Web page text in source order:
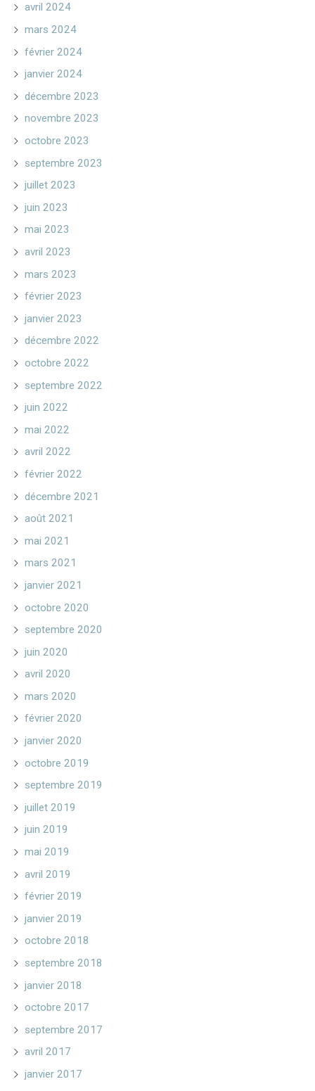
avril 2024
mars 2024
février 2024
janvier 2024
décembre 2023
novembre 2023
octobre 2023
septembre 2023
juillet 2023
juin 2023
mai 2023
avril 2023
mars 2023
février 2023
janvier 2023
décembre 2022
octobre 2022
septembre 2022
juin 2022
mai 2022
avril 2022
février 2022
décembre 2021
août 2021
mai 2021
mars 2021
janvier 2021
octobre 2020
septembre 2020
juin 2020
avril 2020
mars 2020
février 2020
janvier 2020
octobre 2019
septembre 2019
juillet 2019
juin 2019
mai 2019
avril 2019
février 2019
janvier 2019
octobre 2018
septembre 2018
janvier 2018
octobre 2017
septembre 2017
avril 2017
janvier 2017